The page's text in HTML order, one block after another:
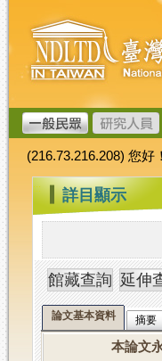
跳
到
主
要
內
容
臺
灣
博
碩
士
論
文
加
值
系
統
(216.73.216.208) 您好
::: 詳目顯示
論文基本資料 摘要
本論文